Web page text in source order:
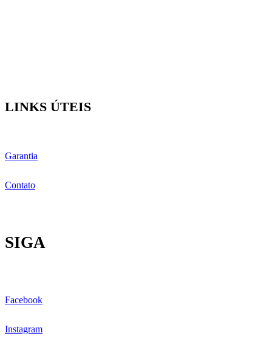
LINKS ÚTEIS
Garantia
Contato
SIGA
Facebook
Instagram